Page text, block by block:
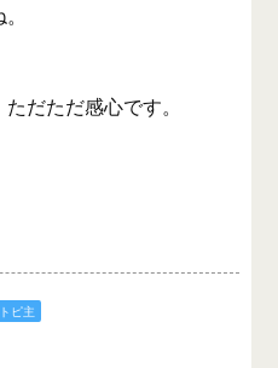
だただ感心です。
トピ主